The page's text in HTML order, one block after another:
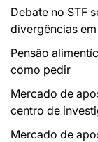
Debate no STF
divergências
Pensão
como pedir
Mercado de
centro de
Mercado de